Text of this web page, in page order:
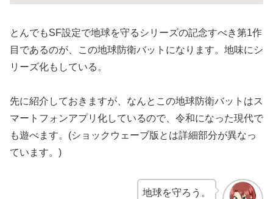
とんでもSF設定で地球を守るシリーズの記念すべき第1作
目であるのが、この地球防衛バットになります。地味にシ
リーズ化もしている。
先に紹介しておきますが、なんとこの地球防衛バットはス
マートフォンアプリ化しているので、令和になった現代で
も遊べます。(ショックウェーブ版とは詳細部分が異なっ
ています。)
地球を守ろう。